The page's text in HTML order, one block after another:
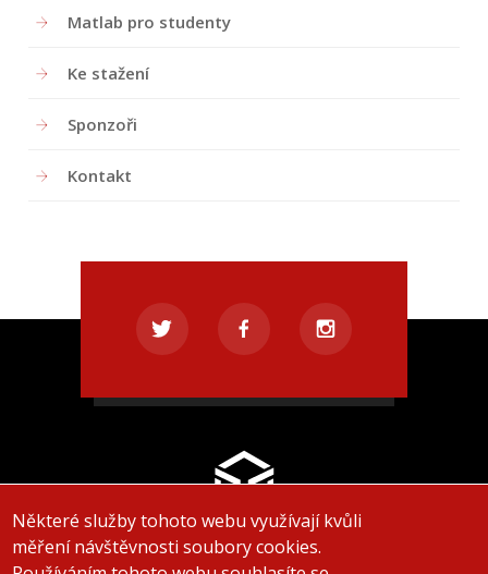
Matlab pro studenty
Ke stažení
Sponzoři
Kontakt
Některé služby tohoto webu využívají kvůli
měření návštěvnosti soubory cookies.